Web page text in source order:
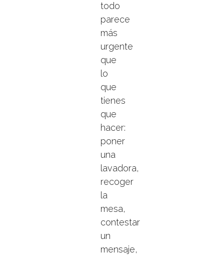
todo
parece
más
urgente
que
lo
que
tienes
que
hacer:
poner
una
lavadora,
recoger
la
mesa,
contestar
un
mensaje,